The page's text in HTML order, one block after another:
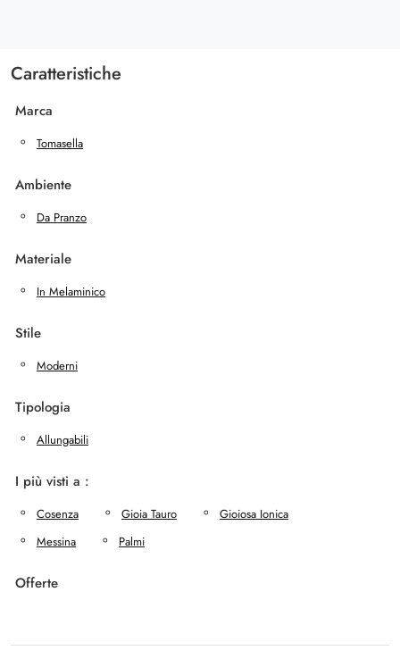
Caratteristiche
Marca
Tomasella
Ambiente
Da Pranzo
Materiale
In Melaminico
Stile
Moderni
Tipologia
Allungabili
I più visti a :
Cosenza Gioia Tauro
Gioiosa Ionica
Messina
Palmi
Offerte